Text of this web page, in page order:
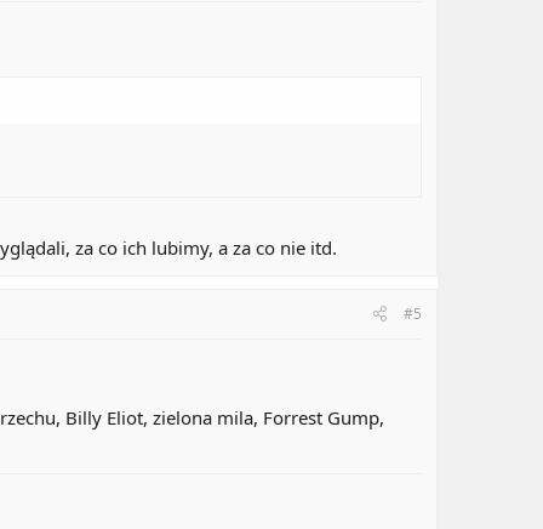
za co ich lubimy, a za co nie itd.
#5
Billy Eliot, zielona mila, Forrest Gump,